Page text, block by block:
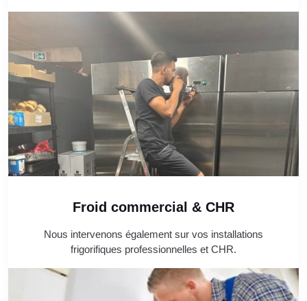
Froid commercial & CHR
Nous intervenons également sur vos installations
frigorifiques professionnelles et CHR.